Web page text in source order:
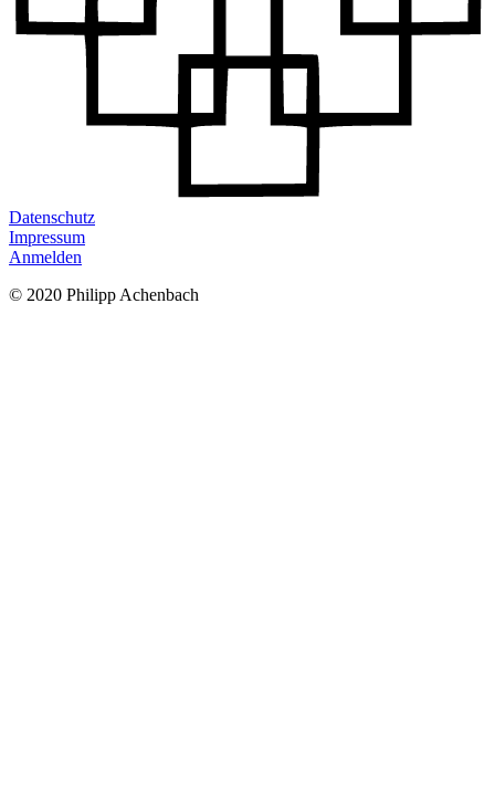
Datenschutz
Impressum
Anmelden
© 2020 Philipp Achenbach